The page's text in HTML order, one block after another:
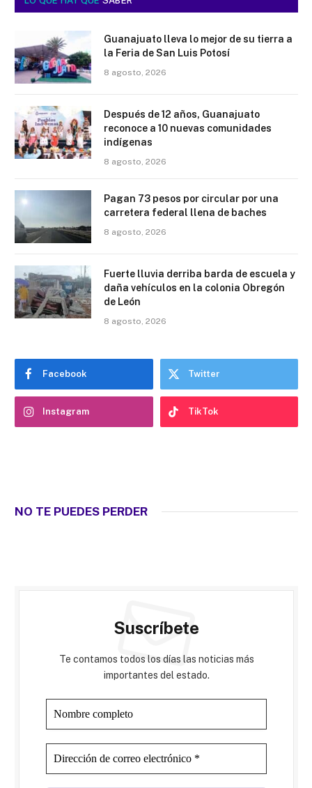
Guanajuato lleva lo mejor de su tierra a
la Feria de San Luis Potosí
8 agosto, 2026
Después de 12 años, Guanajuato
reconoce a 10 nuevas comunidades
indígenas
8 agosto, 2026
Pagan 73 pesos por circular por una
carretera federal llena de baches
8 agosto, 2026
Fuerte lluvia derriba barda de escuela y
daña vehículos en la colonia Obregón
de León
8 agosto, 2026
Facebook Twitter
Instagram TikTok
NO TE PUEDES PERDER
Suscríbete
Te contamos todos los días las noticias más
importantes del estado.